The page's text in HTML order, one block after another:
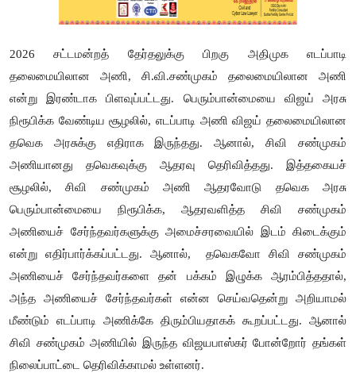
2026 சட்டமன்றத் தேர்தலுக்கு பிறகு அதிமுக எடப்பாடி
தலைமையிலான அணி, சி.வி.சண்முகம் தலைமையிலான அணி
என்று இரண்டாக பிளவுப்பட்டது. பெரும்பான்மையை விஜய் அரசு
நிரூபிக்க வேண்டிய சூழலில், எடப்பாடி அணி விஜய் தலைமையிலான
தவெக அரசுக்கு எதிராக இருந்தது. ஆனால், சிவி சண்முகம்
அணியானது தவெகவுக்கு ஆதரவு தெரிவித்தது. இத்தகையச்
சூழலில், சிவி சண்முகம் அணி ஆதரவோடு தவெக அரசு
பெரும்பான்மையை நிரூபிக்க, ஆதரவளித்த சிவி சண்முகம்
அணியைச் சேர்ந்தவர்களுக்கு அமைச்சரவையில் இடம் கிடைக்கும்
என்று எதிர்பார்க்கப்பட்டது. ஆனால்,
தவெகவோ சிவி சண்முகம்
அணியைச் சேர்ந்தவர்களை தன் பக்கம் இழுக்க ஆரம்பித்ததால்,
அந்த அணியைச் சேர்ந்தவர்கள் என்ன செய்வதென்று அறியாமல்
மீண்டும் எடப்பாடி அணிக்கே திரும்பியதாகக் கூறப்பட்டது. ஆனால்
சிவி சண்முகம் அணியில் இருந்த விஜயபாஸ்கர் போன்றோர் தங்கள்
நிலைப்பாட்டை தெரிவிக்காமல் உள்ளனர்.